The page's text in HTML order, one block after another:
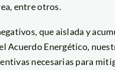
entre otros.
que aislada y
Energético,
necesarias para